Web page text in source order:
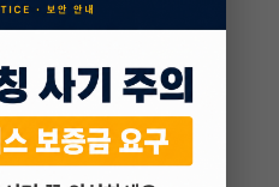
Range
원 X 0개월